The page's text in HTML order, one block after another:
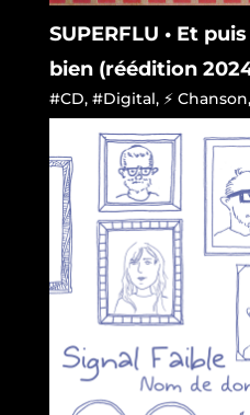
SUPERFLU • Et
bien (réédition
#CD, #Digital, ⚡ Chanson,